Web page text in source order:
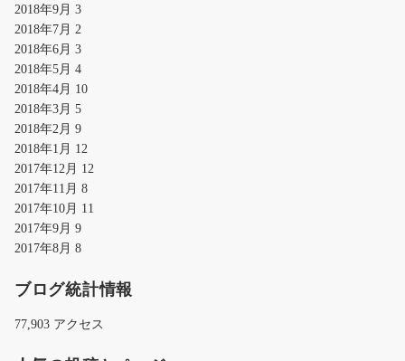
2018年9月 3
2018年7月 2
2018年6月 3
2018年5月 4
2018年4月 10
2018年3月 5
2018年2月 9
2018年1月 12
2017年12月 12
2017年11月 8
2017年10月 11
2017年9月 9
2017年8月 8
ブログ統計情報
77,903 アクセス